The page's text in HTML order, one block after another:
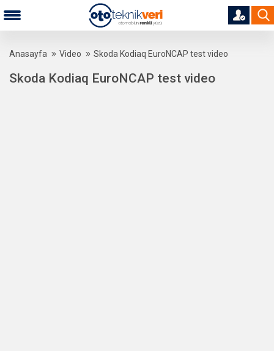
Anasayfa Video Skoda Kodiaq EuroNCAP test video
Skoda Kodiaq EuroNCAP test video